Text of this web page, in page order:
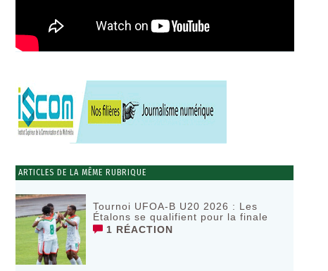
ARTICLES DE LA MÊME RUBRIQUE
Tournoi UFOA-B U20 2026 : Les
Étalons se qualifient pour la finale
1 RÉACTION